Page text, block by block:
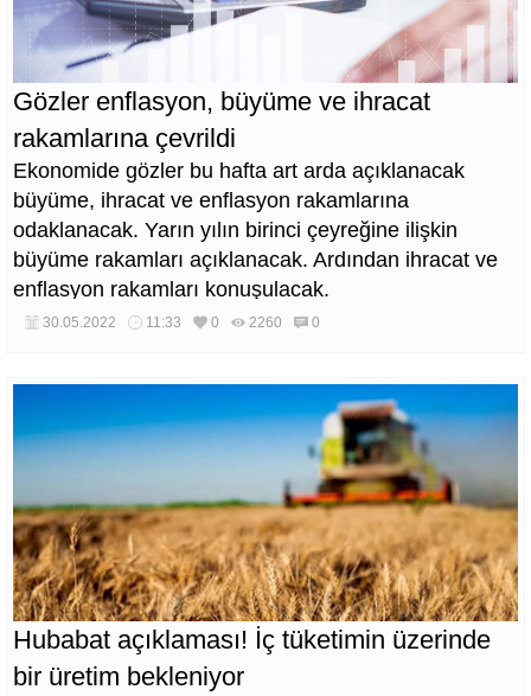
Gözler enflasyon, büyüme ve ihracat
rakamlarına çevrildi
Ekonomide gözler bu hafta art arda açıklanacak
büyüme, ihracat ve enflasyon rakamlarına
odaklanacak. Yarın yılın birinci çeyreğine ilişkin
büyüme rakamları açıklanacak. Ardından ihracat ve
enflasyon rakamları konuşulacak.
30.05.2022 11:33 0 2260 0
Hubabat açıklaması! İç tüketimin üzerinde
bir üretim bekleniyor